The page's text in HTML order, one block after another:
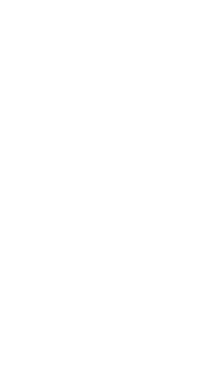
lyží, místnost pro úschovu
vybavení / obchod se sportovními
gaučem pro 2 osoby (možno i typ
koutem a rozkládacím
pro dítě do nedovršených 2 let